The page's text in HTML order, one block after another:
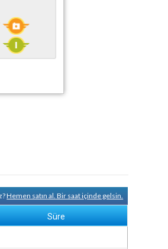
Hemen satın al. Bir saat içinde gelsin.
Süre